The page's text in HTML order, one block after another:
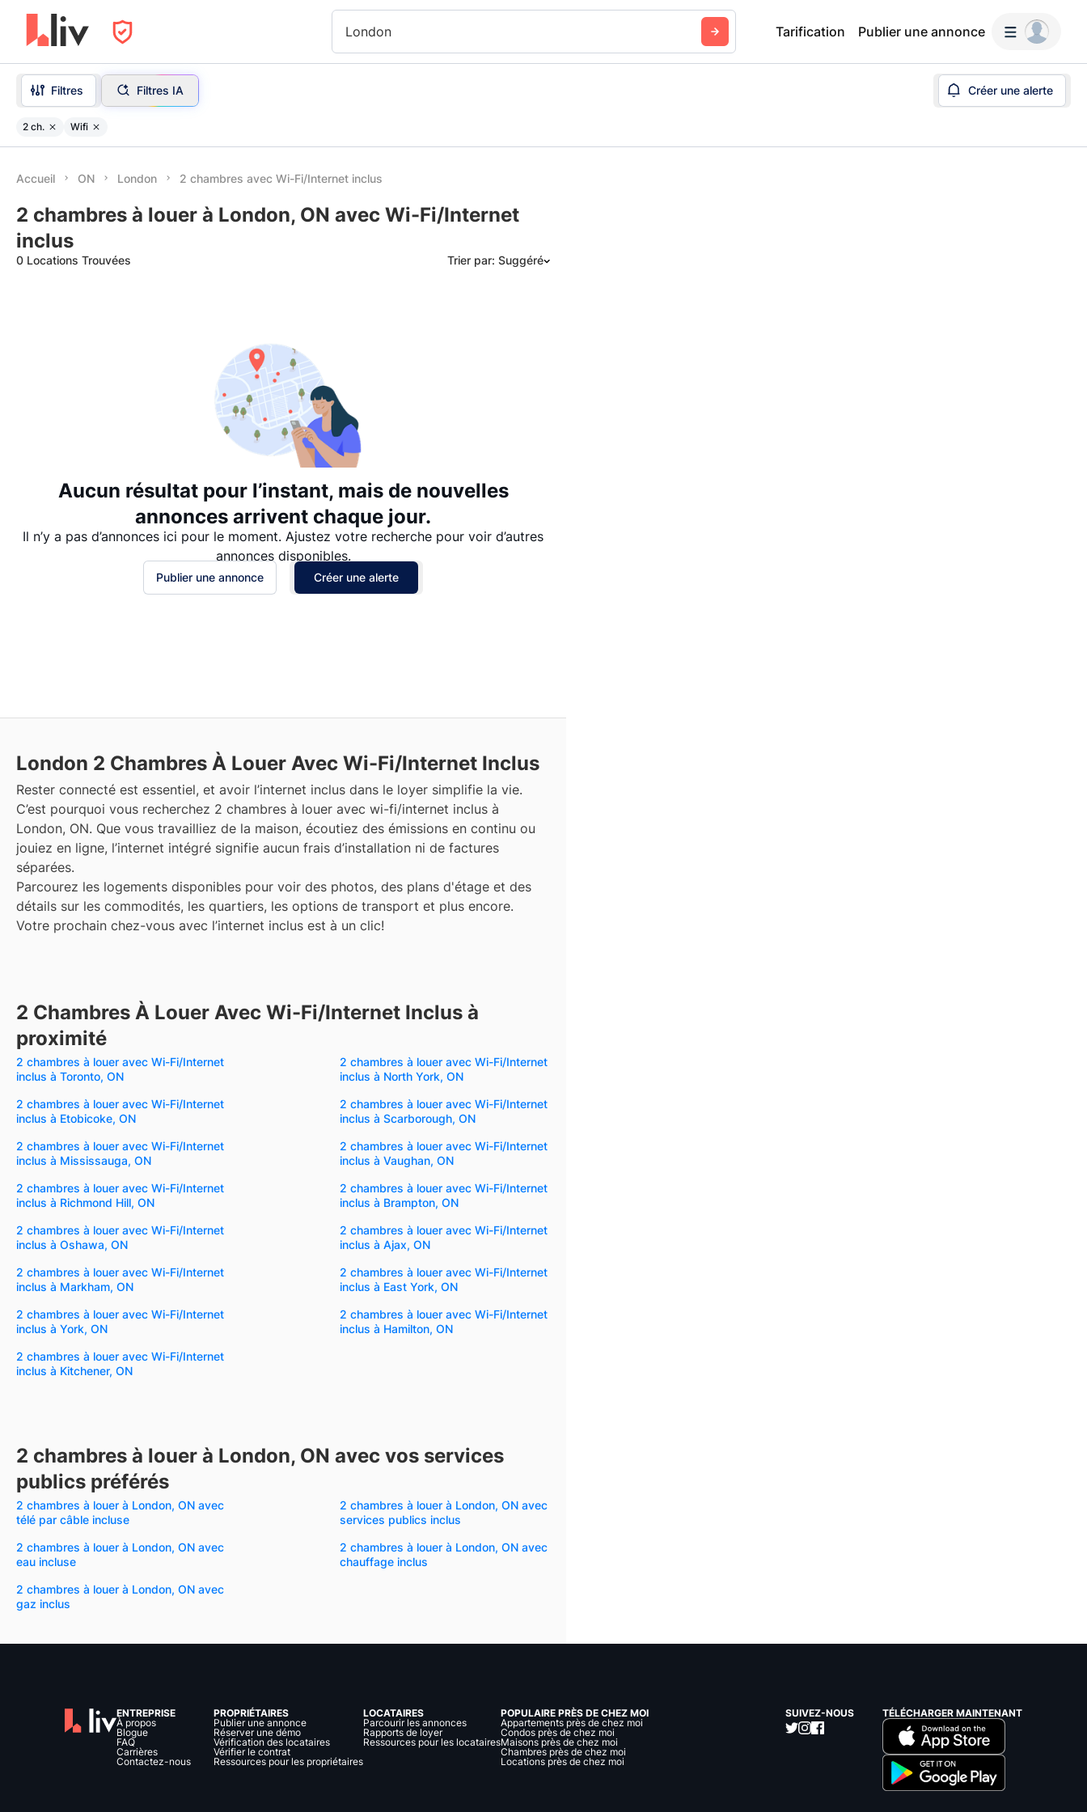
London Tarification Publier une annonce
Filtres Filtres IA Créer une alerte
2 ch. Wifi
Accueil ON London 2 chambres avec Wi-Fi/Internet inclus
2 chambres à louer à London, ON avec Wi-Fi/Internet
inclus
0 Locations Trouvées Trier par: Suggéré
Aucun résultat pour l’instant, mais de nouvelles
annonces arrivent chaque jour.
Il n’y a pas d’annonces ici pour le moment. Ajustez votre recherche pour voir d’autres
annonces disponibles.
Publier une annonce Créer une alerte
London 2 Chambres À Louer Avec Wi-Fi/Internet Inclus
Rester connecté est essentiel, et avoir l’internet inclus dans le loyer simplifie la vie.
C’est pourquoi vous recherchez 2 chambres à louer avec wi-fi/internet inclus à
London, ON. Que vous travailliez de la maison, écoutiez des émissions en continu ou
jouiez en ligne, l’internet intégré signifie aucun frais d’installation ni de factures
séparées.
Parcourez les logements disponibles pour voir des photos, des plans d'étage et des
détails sur les commodités, les quartiers, les options de transport et plus encore.
Votre prochain chez-vous avec l’internet inclus est à un clic!
2 Chambres À Louer Avec Wi-Fi/Internet Inclus à
proximité
2 chambres à louer avec Wi-Fi/Internet
inclus à Toronto, ON
2 chambres à louer avec Wi-Fi/Internet
inclus à North York, ON
2 chambres à louer avec Wi-Fi/Internet
inclus à Etobicoke, ON
2 chambres à louer avec Wi-Fi/Internet
inclus à Scarborough, ON
2 chambres à louer avec Wi-Fi/Internet
inclus à Mississauga, ON
2 chambres à louer avec Wi-Fi/Internet
inclus à Vaughan, ON
2 chambres à louer avec Wi-Fi/Internet
inclus à Richmond Hill, ON
2 chambres à louer avec Wi-Fi/Internet
inclus à Brampton, ON
2 chambres à louer avec Wi-Fi/Internet
inclus à Oshawa, ON
2 chambres à louer avec Wi-Fi/Internet
inclus à Ajax, ON
2 chambres à louer avec Wi-Fi/Internet
inclus à Markham, ON
2 chambres à louer avec Wi-Fi/Internet
inclus à East York, ON
2 chambres à louer avec Wi-Fi/Internet
inclus à York, ON
2 chambres à louer avec Wi-Fi/Internet
inclus à Hamilton, ON
2 chambres à louer avec Wi-Fi/Internet
inclus à Kitchener, ON
2 chambres à louer à London, ON avec vos services
publics préférés
2 chambres à louer à London, ON avec
télé par câble incluse
2 chambres à louer à London, ON avec
services publics inclus
2 chambres à louer à London, ON avec
eau incluse
2 chambres à louer à London, ON avec
chauffage inclus
2 chambres à louer à London, ON avec
gaz inclus
ENTREPRISE
À propos
Blogue
FAQ
Carrières
Contactez-nous
PROPRIÉTAIRES
Publier une annonce
Réserver une démo
Vérification des locataires
Vérifier le contrat
Ressources pour les propriétaires
LOCATAIRES
Parcourir les annonces
Rapports de loyer
Ressources pour les locataires
POPULAIRE PRÈS DE CHEZ MOI
Appartements près de chez moi
Condos près de chez moi
Maisons près de chez moi
Chambres près de chez moi
Locations près de chez moi
SUIVEZ-NOUS TÉLÉCHARGER MAINTENANT